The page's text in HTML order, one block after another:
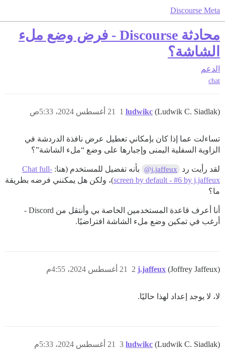
Discourse Meta
محادثة Discourse - فرض وضع ملء
الشاشة؟
الدعم
chat
ludwikc (Ludwik C. Siadlak) 21 أغسطس 2024، 5:33ص 1
تساءلت عما إذا كان بإمكاني تعطيل عرض نافذة الدردشة في
الزاوية السفلية اليمنى وإجبارها على وضع “ملء الشاشة”؟
لقد رأيت رد @j.jaffeux بأنه تفضيل للمستخدم (هنا:Chat full-
screen by default - #6 by j.jaffeux)، ولكن هل يمكنني فرضه بطريقة
ما؟
أنا أعرف قاعدة المستخدمين الخاصة بي وأنتقل من Discord -
أرغب في تمكين وضع ملء الشاشة افتراضيًا.
j.jaffeux (Joffrey Jaffeux) 21 أغسطس 2024، 4:55م 2
لا، لا يوجد إعداد لهذا حاليًا.
ludwikc (Ludwik C. Siadlak) 21 أغسطس 2024، 5:33م 3